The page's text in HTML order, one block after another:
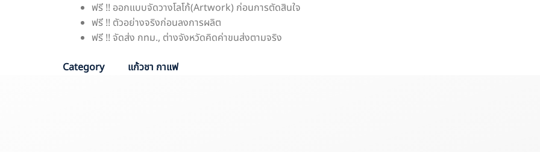
ฟรี !! ออกแบบจัดวางโลโก้(Artwork) ก่อนการตัดสินใจ
ฟรี !! ตัวอย่างจริงก่อนลงการผลิต
ฟรี !! จัดส่ง กทม., ต่างจังหวัดคิดค่าขนส่งตามจริง
Category แก้วชา กาแฟ